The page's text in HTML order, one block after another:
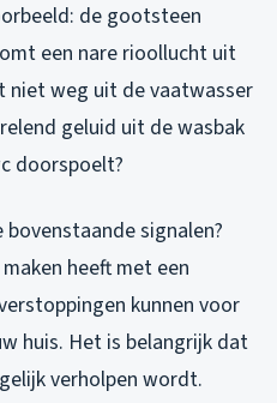
de gootsteen
een nare rioollucht uit
niet weg uit de vaatwasser
geluid uit de wasbak
doorspoelt?
signalen?
heeft met een
kunnen voor
huis. Het is belangrijk dat
verholpen wordt.